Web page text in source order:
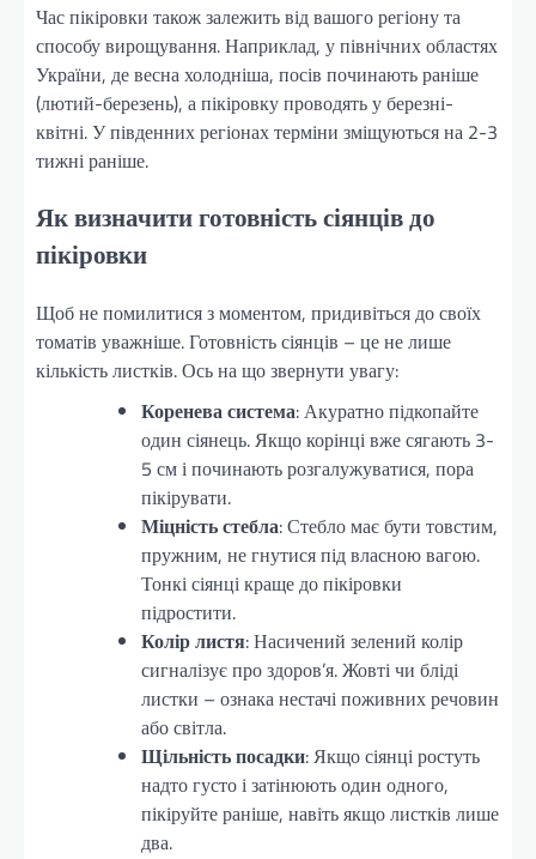
Час пікіровки також залежить від вашого регіону та
способу вирощування. Наприклад, у північних областях
України, де весна холодніша, посів починають раніше
(лютий-березень), а пікіровку проводять у березні-
квітні. У південних регіонах терміни зміщуються на 2-3
тижні раніше.
Як визначити готовність сіянців до
пікіровки
Щоб не помилитися з моментом, придивіться до своїх
томатів уважніше. Готовність сіянців – це не лише
кількість листків. Ось на що звернути увагу:
Коренева система: Акуратно підкопайте
один сіянець. Якщо корінці вже сягають 3-
5 см і починають розгалужуватися, пора
пікірувати.
Міцність стебла: Стебло має бути товстим,
пружним, не гнутися під власною вагою.
Тонкі сіянці краще до пікіровки
підростити.
Колір листя: Насичений зелений колір
сигналізує про здоров’я. Жовті чи бліді
листки – ознака нестачі поживних речовин
або світла.
Щільність посадки: Якщо сіянці ростуть
надто густо і затінюють один одного,
пікіруйте раніше, навіть якщо листків лише
два.